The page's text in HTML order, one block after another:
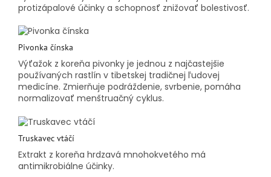
protizápalové účinky a schopnosť znižovať bolestivosť.
Pivonka čínska
Výťažok z koreňa pivonky je jednou z najčastejšie
používaných rastlín v tibetskej tradičnej ľudovej
medicíne. Zmierňuje podráždenie, svrbenie, pomáha
normalizovať menštruačný cyklus.
Truskavec vtáčí
Extrakt z koreňa hrdzavá mnohokvetého má
antimikrobiálne účinky.